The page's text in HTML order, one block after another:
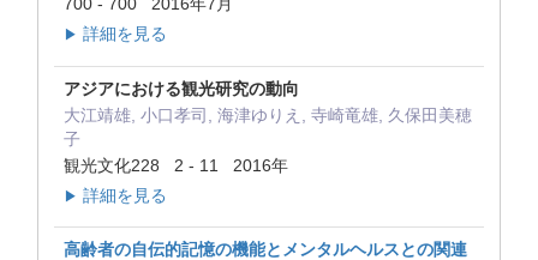
700 - 700 2016年7月
▶ 詳細を見る
アジアにおける観光研究の動向
大江靖雄, 小口孝司, 海津ゆりえ, 寺崎竜雄, 久保田美穂
子
観光文化228 2 - 11 2016年
▶ 詳細を見る
高齢者の自伝的記憶の機能とメンタルヘルスとの関連